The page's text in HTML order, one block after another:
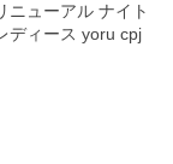
ディース yoru cpj